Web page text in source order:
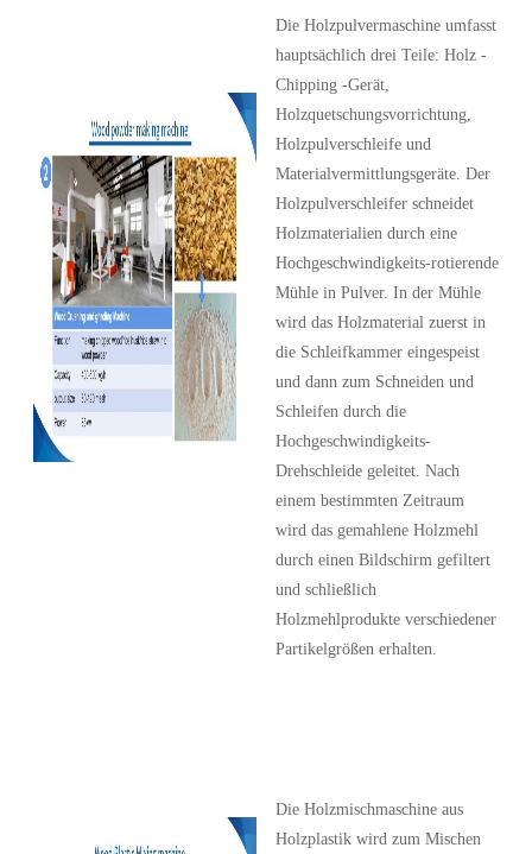
Die Holzpulvermaschine umfasst
hauptsächlich drei Teile: Holz -
Chipping -Gerät,
Holzquetschungsvorrichtung,
Holzpulverschleife und
Materialvermittlungsgeräte. Der
Holzpulverschleifer schneidet
Holzmaterialien durch eine
Hochgeschwindigkeits-rotierende
Mühle in Pulver. In der Mühle
wird das Holzmaterial zuerst in
die Schleifkammer eingespeist
und dann zum Schneiden und
Schleifen durch die
Hochgeschwindigkeits-
Drehschleide geleitet. Nach
einem bestimmten Zeitraum
wird das gemahlene Holzmehl
durch einen Bildschirm gefiltert
und schließlich
Holzmehlprodukte verschiedener
Partikelgrößen erhalten.
Die Holzmischmaschine aus
Holzplastik wird zum Mischen